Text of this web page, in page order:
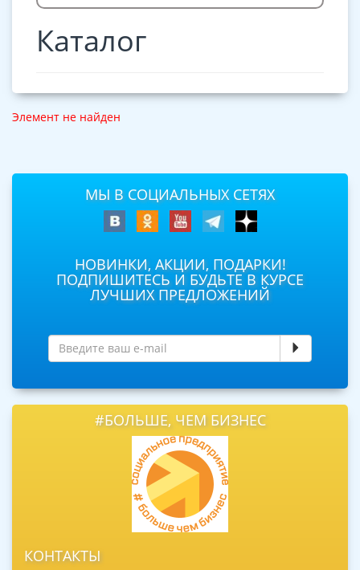
Каталог
Элемент не найден
МЫ В СОЦИАЛЬНЫХ СЕТЯХ
НОВИНКИ, АКЦИИ, ПОДАРКИ!
ПОДПИШИТЕСЬ И БУДЬТЕ В КУРСЕ
ЛУЧШИХ ПРЕДЛОЖЕНИЙ
#БОЛЬШЕ, ЧЕМ БИЗНЕС
КОНТАКТЫ